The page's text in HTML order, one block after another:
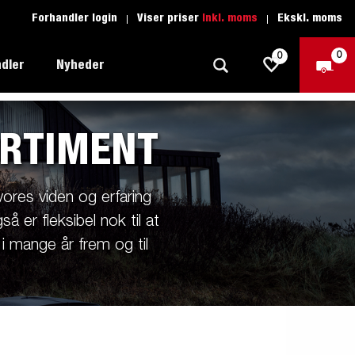
Forhandler login Viser priser Inkl. moms Ekskl. moms
Produktguide - Fritid
Produktguide - Båd
Produktguide - Autotransport
Produktguide - Erhverv
Produktguide - Vandsport
Køreskole
Reservedele
1205 Limited Edition
Nyheder
0 0
viden og erfaring
er fleksibel nok til at
mange år frem og til